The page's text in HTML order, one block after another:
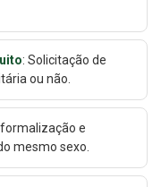
: Solicitação de
ou não.
e
mesmo sexo.